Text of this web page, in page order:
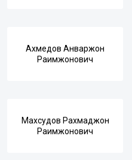
Ахмедов Анваржон
Раимжонович
Махсудов Рахмаджон
Раимжонович